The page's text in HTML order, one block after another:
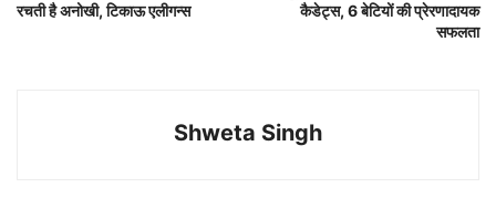
रचती है अनोखी, टिकाऊ एलीगन्स
कैडेट्स, 6 बेटियों की प्रेरणादायक
सफलता
Shweta Singh